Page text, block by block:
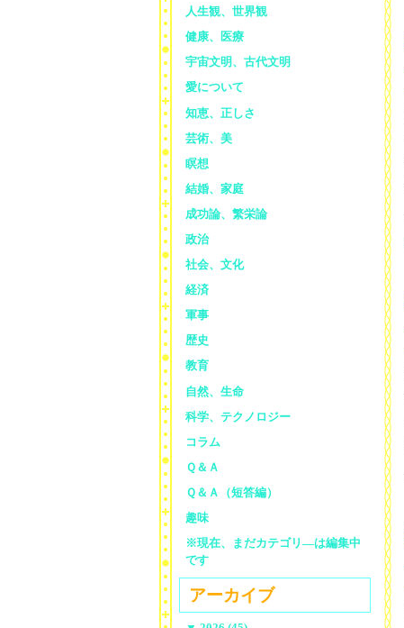
人生観、世界観
健康、医療
宇宙文明、古代文明
愛について
知恵、正しさ
芸術、美
瞑想
結婚、家庭
成功論、繁栄論
政治
社会、文化
経済
軍事
歴史
教育
自然、生命
科学、テクノロジー
コラム
Ｑ＆Ａ
Ｑ＆Ａ（短答編）
趣味
※現在、まだカテゴリ—は編集中
です
アーカイブ